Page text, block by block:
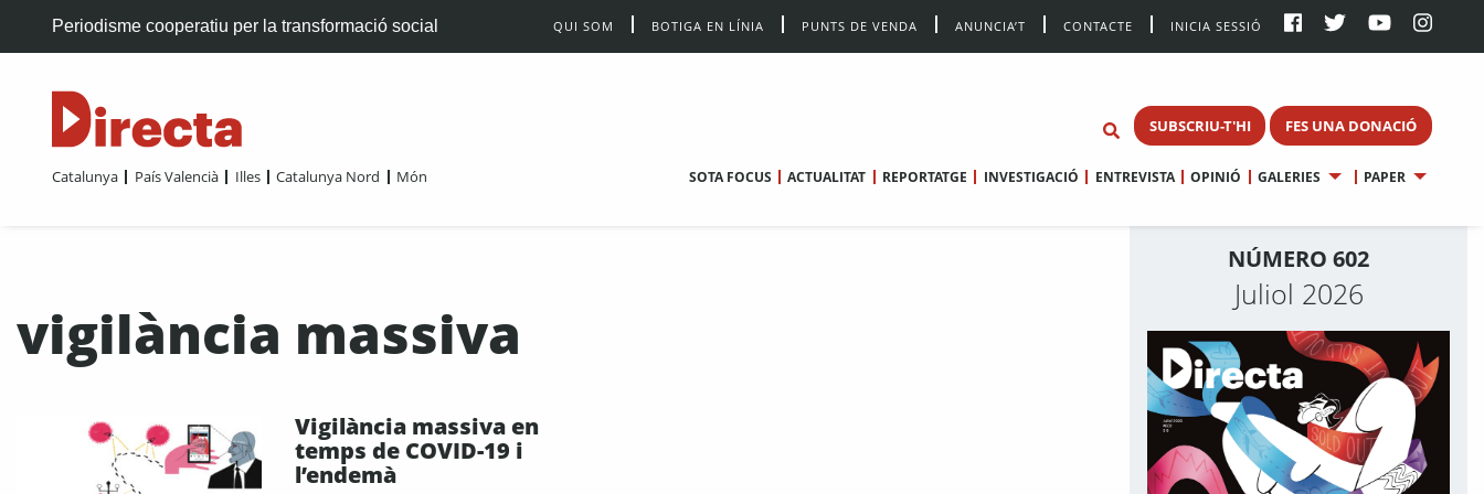
Periodisme cooperatiu per la transformació social QUI SOM BOTIGA EN LÍNIA PUNTS DE VENDA ANUNCIA’T CONTACTE INICIA SESSIÓ
SUBSCRIU-T'HI FES UNA DONACIÓ
Catalunya País Valencià Illes Catalunya Nord Món SOTA FOCUS ACTUALITAT REPORTATGE INVESTIGACIÓ ENTREVISTA OPINIÓ GALERIES PAPER
vigilància massiva
Vigilància massiva en
temps de COVID-19 i
l’endemà
NÚMERO 602
Juliol 2026